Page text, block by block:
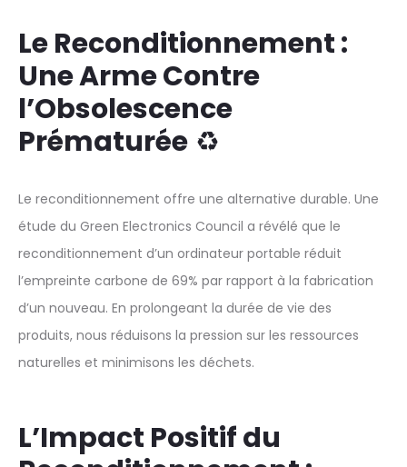
Le Reconditionnement :
Une Arme Contre
l’Obsolescence
Prématurée ♻️
Le reconditionnement offre une alternative durable. Une
étude du Green Electronics Council a révélé que le
reconditionnement d’un ordinateur portable réduit
l’empreinte carbone de 69% par rapport à la fabrication
d’un nouveau. En prolongeant la durée de vie des
produits, nous réduisons la pression sur les ressources
naturelles et minimisons les déchets.
L’Impact Positif du